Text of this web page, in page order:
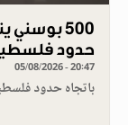
500
حدود
05/08/2026 - 20:47
باتجاه حدود